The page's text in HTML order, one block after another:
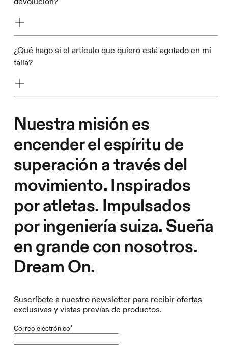
¿Qué hago si el artículo que quiero está agotado en mi
talla?
Nuestra misión es
encender el espíritu de
superación a través del
movimiento. Inspirados
por atletas. Impulsados
por ingeniería suiza. Sueña
en grande con nosotros.
Dream On.
Suscríbete a nuestro newsletter para recibir ofertas
exclusivas y vistas previas de productos.
Correo electrónico*